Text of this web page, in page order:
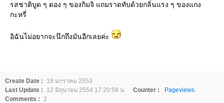
รสชาติบูด ๆ ดอง ๆ ของกิมจิ แถมราดทับด้วยกลิ่นแรง ๆ ของแกง
กะหรี่
อิฉันไม่อยากจะนึกถึงมันอีกเลยค่ะ
Create Date :
18 มกราคม 2553
Last Update :
12 มิถุนายน 2554 17:20:58 น. Counter :
Pageviews.
Comments : 2